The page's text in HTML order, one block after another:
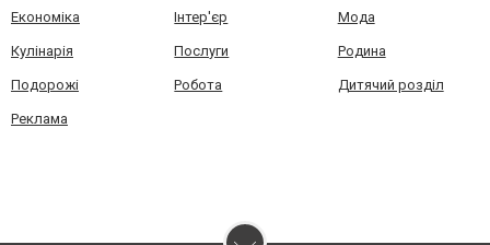
Економіка Інтер'єр Мода
Кулінарія Послуги Родина
Подорожі Робота Дитячий розділ
Реклама